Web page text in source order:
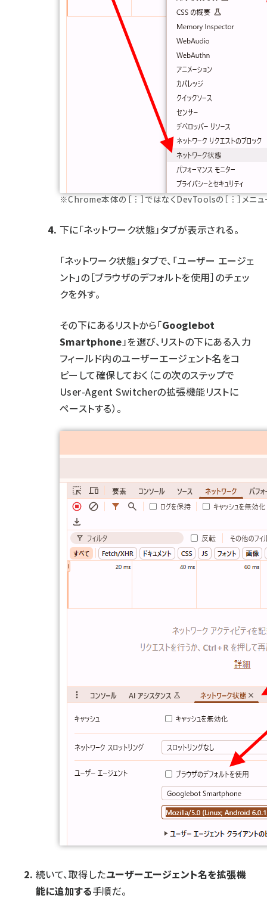
※Chrome本体の［︙］ではなくDevToolsの［︙］メニ
下に「ネットワーク状態」タブが表示される。
「ネットワーク状態」タブで、「ユーザー エージェ
ント」の［ブラウザのデフォルトを使用］のチェッ
クを外す。
その下にあるリストから「Googlebot
Smartphone 」を選び、リストの下にある入力
フィールド内のユーザーエージェント名をコ
ピーして確保しておく（この次のステップで
User-Agent Switcherの拡張機能リストに
ペーストする）。
続いて、取得したユーザーエージェント名を拡張機
能に追加する手順だ。